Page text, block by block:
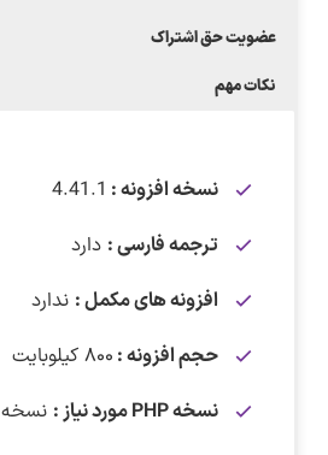
عضویت حق اشتراک
نکات مهم
نسخه افزونه : 4.41.1
ترجمه فارسی : دارد
افزونه های مکمل : ندارد
حجم افزونه : ۸۰۰ کیلوبایت
نسخه PHP مورد نیاز :
نسخه ۷.۳ به بالا